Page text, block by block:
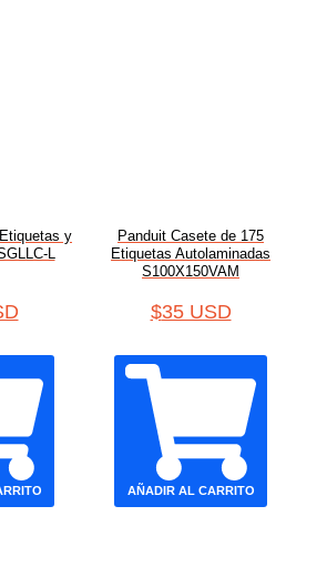
y
L
Panduit Casete de 175
Etiquetas Autolaminadas
S100X150VAM
$35 USD
AÑADIR AL CARRITO